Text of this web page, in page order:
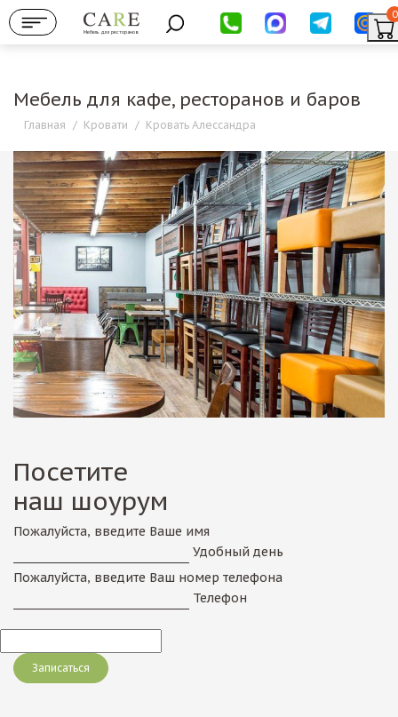
Мебель для ресторанов
0
Мебель для кафе, ресторанов и баров
Главная / Кровати / Кровать Алессандра
Посетите
наш шоурум
Пожалуйста, введите Ваше имя
Удобный день
Пожалуйста, введите Ваш номер телефона
Телефон